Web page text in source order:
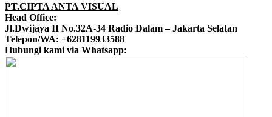
PT.CIPTA ANTA VISUAL
Head Office:
Jl.Dwijaya II No.32A-34 Radio Dalam – Jakarta Selatan
Telepon/WA: +628119933588
Hubungi kami via Whatsapp: